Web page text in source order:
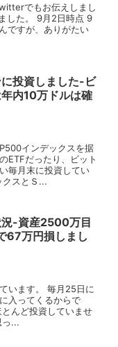
でもお伝えしまし
した。 9月2日時点 9
ですが、ありがたい
投資しました-ビ
内10万ドルは確
インデックスを据
ETFだったり、ビット
毎月末に投資してい
クスとＳ...
況-資産2500万目
67万円損しまし
います。 毎月25日に
入ってくるからで
んど投資していませ
っ...